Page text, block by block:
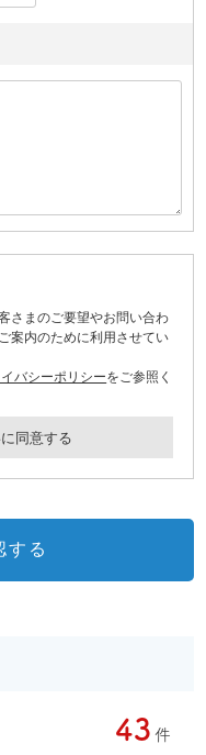
さまのご要望やお問い合わ
案内のために利用させてい
バシーポリシーをご参照く
同意する
する
43 件